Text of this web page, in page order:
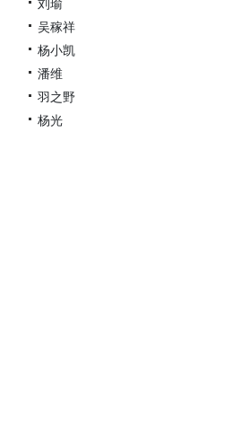
吴稼祥
杨小凯
潘维
羽之野
杨光